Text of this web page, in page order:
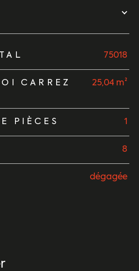
TRAD_ZEPHYR_Valeurs
75018
CARREZ
25,04 m²
PIÈCES 1
8
dégagée